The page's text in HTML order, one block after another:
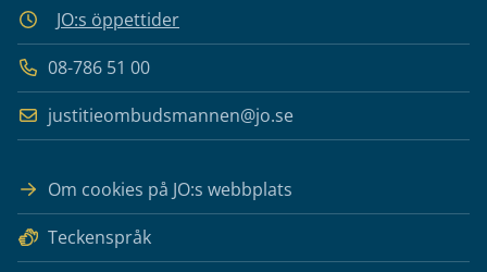
JO:s öppettider
08-786 51 00
justitieombudsmannen@jo.se
Om cookies på JO:s webbplats
Teckenspråk